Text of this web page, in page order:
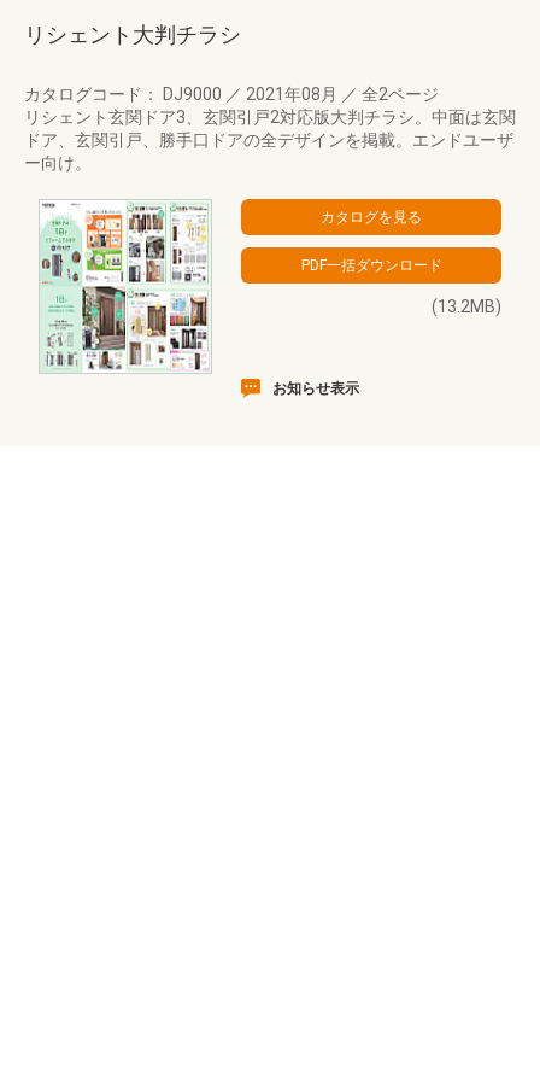
リシェント大判チラシ
カタログコード： DJ9000 ／ 2021年08月 ／ 全2ページ
リシェント玄関ドア3、玄関引戸2対応版大判チラシ。中面は玄関
ドア、玄関引戸、勝手口ドアの全デザインを掲載。エンドユーザ
ー向け。
(13.2MB)
お知らせ表示